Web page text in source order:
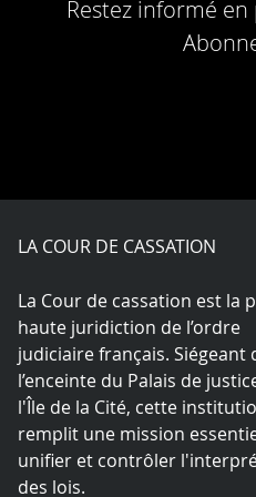
Restez informé
LA COUR DE CASSATION
La Cour de cassation est la
haute juridiction de l’ordre
judiciaire français. Siégeant
l’enceinte du Palais de
l'Île de la Cité, cette
remplit une mission
unifier et contrôler
des lois.